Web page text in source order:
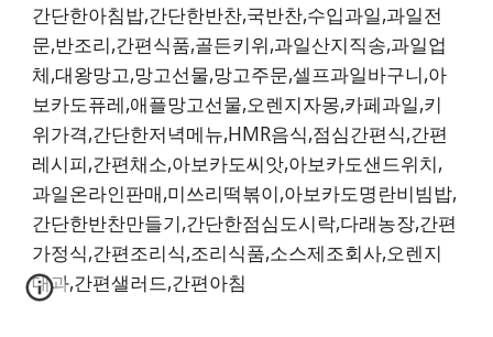
간단한아침밥,간단한반찬,국반찬,수입과일,과일전
문,반조리,간편식품,골든키위,과일산지직송,과일업
체,대왕망고,망고선물,망고주문,셀프과일바구니,아
보카도퓨레,애플망고선물,오렌지자몽,카페과일,키
위가격,간단한저녁메뉴,HMR음식,점심간편식,간편
레시피,간편채소,아보카도씨앗,아보카도샌드위치,
과일온라인판매,미쓰리떡볶이,아보카도명란비빔밥,
간단한반찬만들기,간단한점심도시락,다래농장,간편
가정식,간편조리식,조리식품,소스제조회사,오렌지
대과,간편샐러드,간편아침